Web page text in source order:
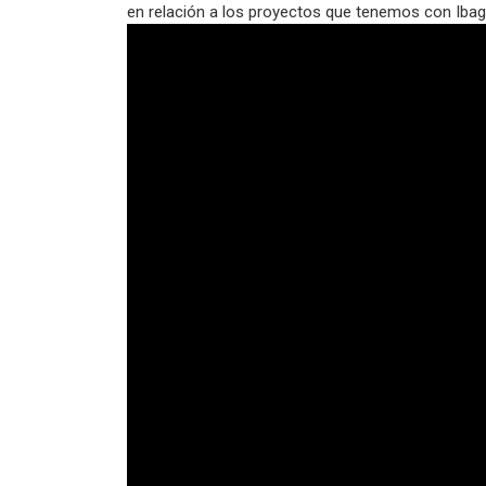
en relación a los proyectos que tenemos con